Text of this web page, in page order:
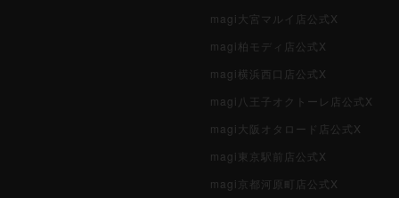
magi大宮マルイ店公式X
magi柏モディ店公式X
magi横浜西口店公式X
magi八王子オクトーレ店公式X
magi大阪オタロード店公式X
magi東京駅前店公式X
magi京都河原町店公式X